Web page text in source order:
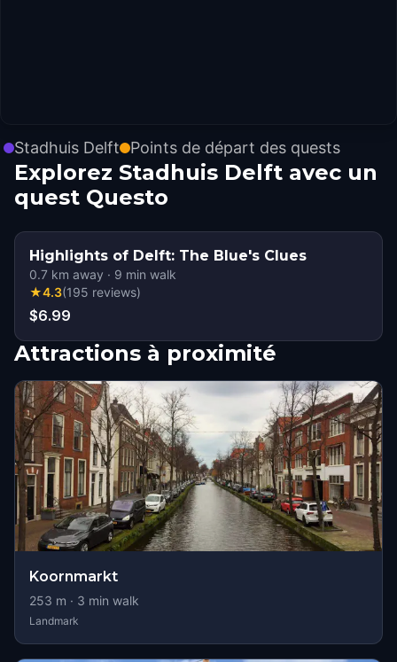
Stadhuis Delft Points de départ des quests
Explorez Stadhuis Delft avec un
quest Questo
Highlights of Delft: The Blue's Clues
0.7 km away · 9 min walk
★4.3(195 reviews)
$6.99
Attractions à proximité
Koornmarkt
253 m · 3 min walk
Landmark